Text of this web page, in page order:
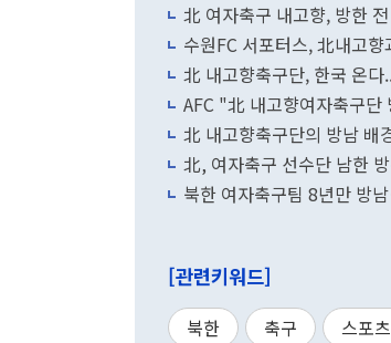
北 여자축구 내고향, 방한
수원FC 서포터스, 北내고
北 내고향축구단, 한국 온
AFC "北 내고향여자축구단
北 내고향축구단의 방남 배
北, 여자축구 선수단 남한
북한 여자축구팀 8년만 방
[관련키워드]
북한 축구 스포츠